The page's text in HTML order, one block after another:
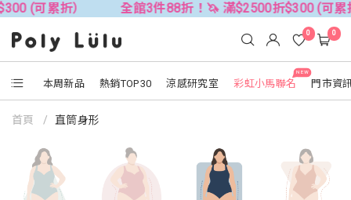
全館3件88折！🦄 滿$2500折$300 (可累折）
本周新品 熱銷TOP30 涼感研究室
NEW
彩虹小馬聯名 門市資
0 0
首頁 直筒身形